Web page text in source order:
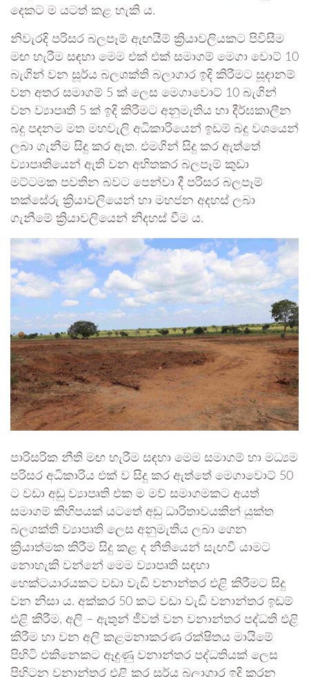
දෙකට ම යටත් කළ හැකි ය.
නිවැරදි පරිසර බලපෑම් ඇඟයීම් ක්‍රියාවලියකට පිවිසීම
මඟ හැරීම සඳහා මෙම එක් එක් සමාගම් මෙගා වොට් 10
බැගින් වන සූර්ය බලශක්ති බලාගාර ඉදි කිරීමට සූදානම්
වන අතර සමාගම් 5 ක් ලෙස මෙගාවොට් 10 බැගින්
වන ව්‍යාපෘති 5 ක් ඉදි කිරීමට අනුමැතිය හා දීර්ඝකාලීන
බදු පදනම මත මහවැලි අධිකාරියෙන් ඉඩම් බදු වශයෙන්
ලබා ගැනීම සිදු කර ඇත. එමගින් සිදු කර ඇත්තේ
ව්‍යාපෘතියෙන් ඇති වන අහිතකර බලපෑම් කුඩා
මට්ටමක පවතින බවට පෙන්වා දී පරිසර බලපෑම්
තක්සේරු ක්‍රියාවලියෙන් හා මහජන අදහස් ලබා
ගැනීමේ ක්‍රියාවලියෙන් නිදහස් වීම ය.
පාරිසරික නීති මඟ හැරීම සඳහා මෙම සමාගම් හා මධ්‍යම
පරිසර අධිකාරිය එක් ව සිදු කර ඇත්තේ මෙගාවොට් 50
ට වඩා අඩු ව්‍යාපෘති එක ම මව් සමාගමකට අයත්
සමාගම් කිහිපයක් යටතේ අඩු ධාරිතාවයකින් යුක්ත
බලශක්ති ව්‍යාපෘති ලෙස අනුමැතිය ලබා ගෙන
ක්‍රියාත්මක කිරීම සිදු කළ ද නීතියෙන් සැඟවී යාමට
නොහැකි වන්නේ මෙම ව්‍යාපෘති සඳහා
හෙක්ටයාරයකට වඩා වැඩි වනාන්තර එළි කිරීමට සිදු
වන නිසා ය. අක්කර 50 කට වඩා වැඩි වනාන්තර ඉඩම්
එළි කිරීම, අලි – ඇතුන් ජීවත් වන වනාන්තර පද්ධති එළි
කිරීම හා වන අලි කළමනාකරණ රක්ෂිතය මායිමේ
පිහිටි එකිනෙකට ඈදුණු වනාන්තර පද්ධතියක් ලෙස
පිහිටන වනාන්තර එළි කර සූර්ය බලාගාර ඉදි කරන